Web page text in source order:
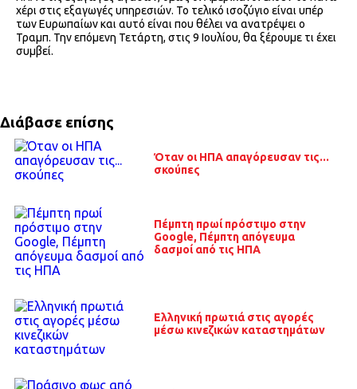
χέρι στις εξαγωγές υπηρεσιών. Το τελικό ισοζύγιο είναι υπέρ
των Ευρωπαίων και αυτό είναι που θέλει να ανατρέψει ο
Τραμπ. Την επόμενη Τετάρτη, στις 9 Ιουλίου, θα ξέρουμε τι έχει
συμβεί.
Διάβασε επίσης
Όταν οι ΗΠΑ απαγόρευσαν τις...
σκούπες
Πέμπτη πρωί πρόστιμο στην
Google, Πέμπτη απόγευμα
δασμοί από τις ΗΠΑ
Ελληνική πρωτιά στις αγορές
μέσω κινεζικών καταστημάτων